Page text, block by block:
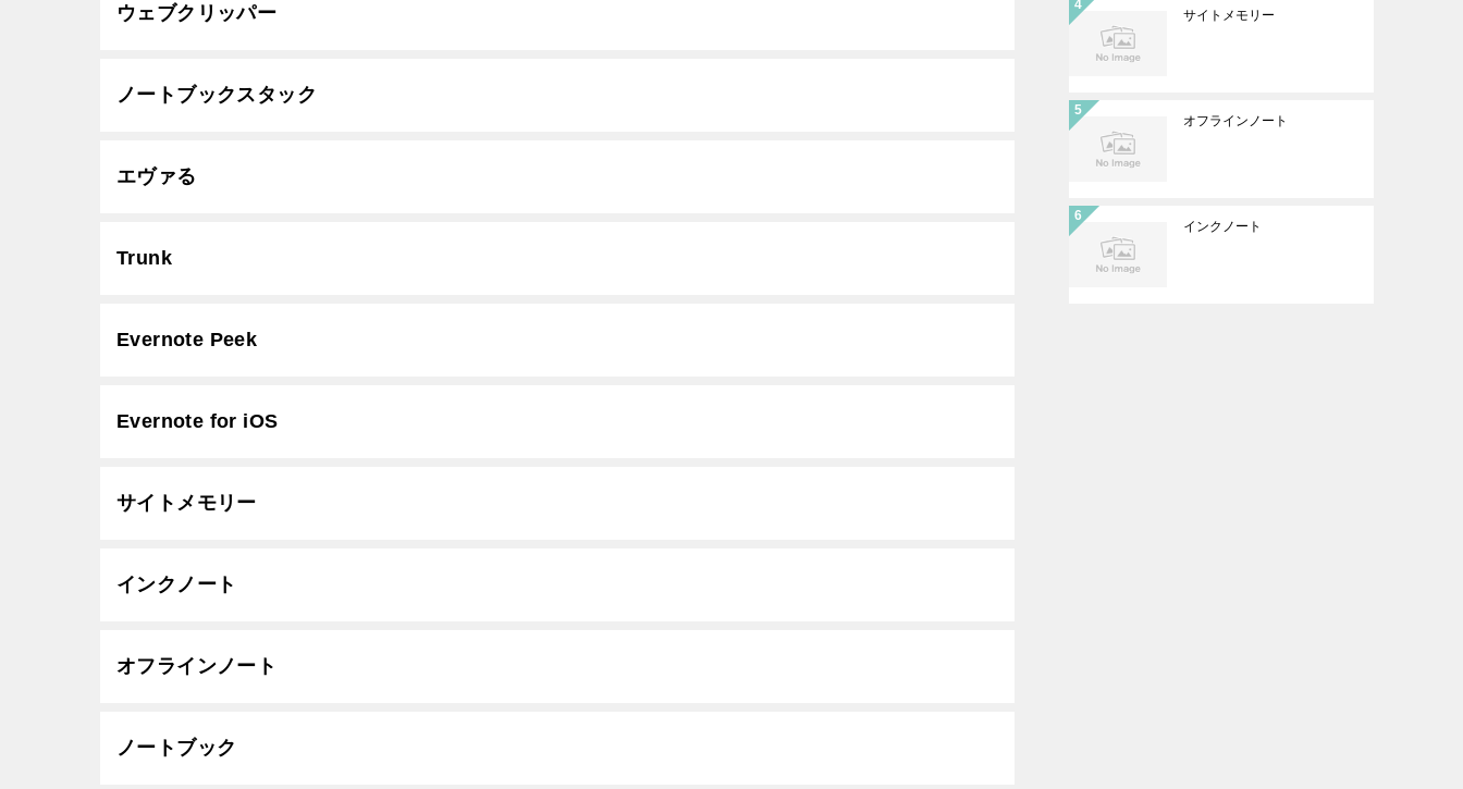
ウェブクリッパー
ノートブックスタック
エヴァる
Trunk
Evernote Peek
Evernote for iOS
サイトメモリー
インクノート
オフラインノート
ノートブック
サイトメモリー
オフラインノート
インクノート